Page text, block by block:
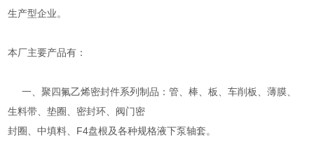
生产型企业。
本厂主要产品有：
一、聚四氟乙烯密封件系列制品：管、棒、板、车削板、薄膜、
生料带、垫圈、密封环、阀门密
封圈、中填料、F4盘根及各种规格液下泵轴套。